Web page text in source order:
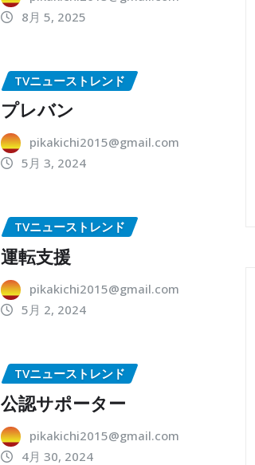
8月 5, 2025
TVニューストレンド
プレバン
pikakichi2015@gmail.com
5月 3, 2024
TVニューストレンド
運転支援
pikakichi2015@gmail.com
5月 2, 2024
TVニューストレンド
公認サポーター
pikakichi2015@gmail.com
4月 30, 2024